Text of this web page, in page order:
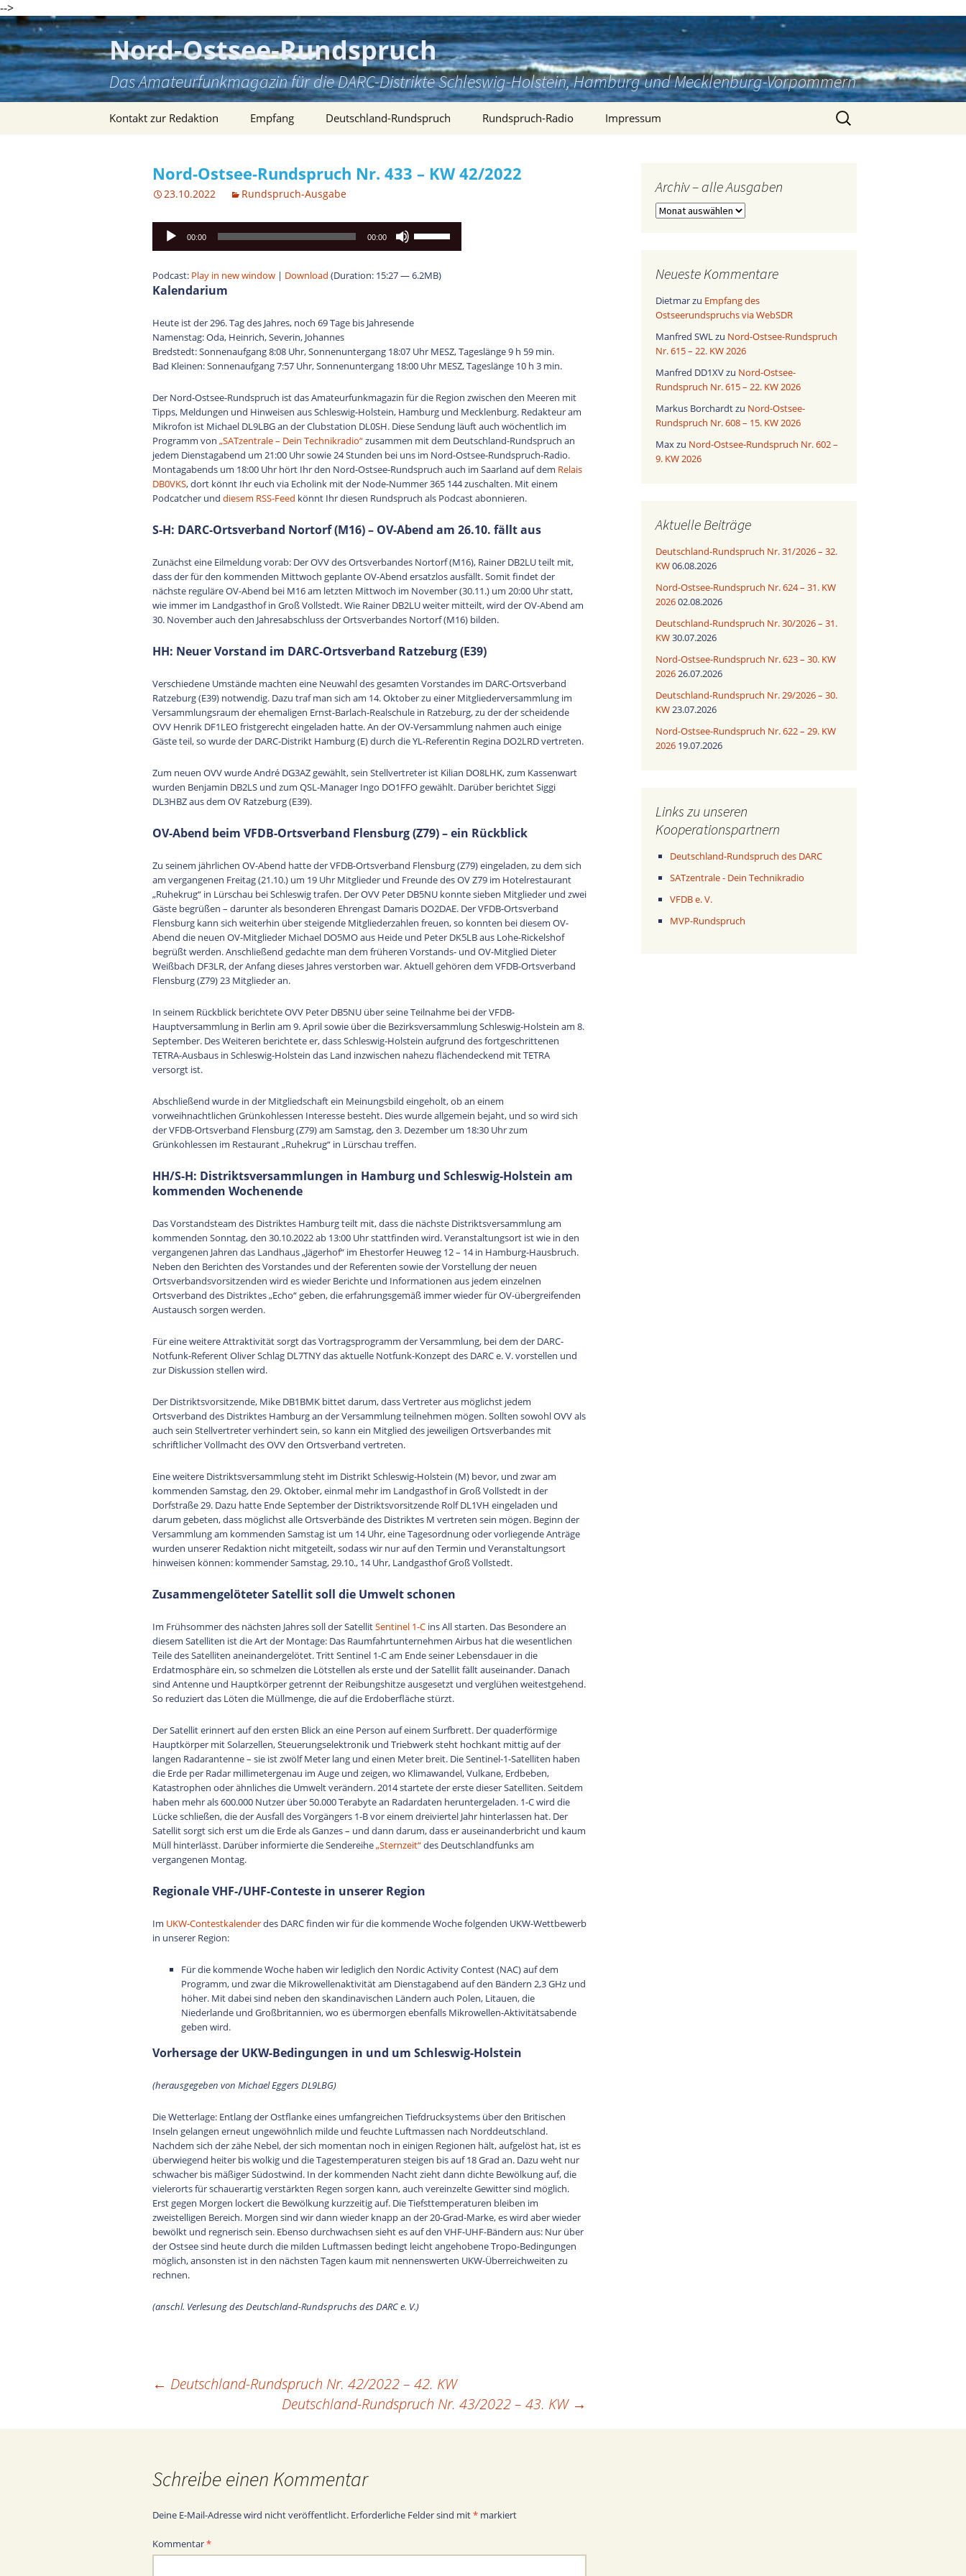
-->
Zum
Inhalt
springen
Nord-Ostsee-Rundspruch
Das Amateurfunkmagazin für die DARC-Distrikte Schleswig-Holstein, Hamburg und Mecklenburg-Vorpommern
Kontakt zur Redaktion Empfang Deutschland-Rundspruch Rundspruch-Radio Impressum
Suchen
nach:
Nord-Ostsee-Rundspruch Nr. 433 – KW 42/2022
23.10.2022 Rundspruch-Ausgabe
Audio-
Player
00:00 00:00
um
zu
Podcast: Play in new window | Download (Duration: 15:27 — 6.2MB)
Kalendarium
Heute ist der 296. Tag des Jahres, noch 69 Tage bis Jahresende
Namenstag: Oda, Heinrich, Severin, Johannes
Bredstedt: Sonnenaufgang 8:08 Uhr, Sonnenuntergang 18:07 Uhr MESZ, Tageslänge 9 h 59 min.
Bad Kleinen: Sonnenaufgang 7:57 Uhr, Sonnenuntergang 18:00 Uhr MESZ, Tageslänge 10 h 3 min.
Der Nord-Ostsee-Rundspruch ist das Amateurfunkmagazin für die Region zwischen den Meeren mit
Tipps, Meldungen und Hinweisen aus Schleswig-Holstein, Hamburg und Mecklenburg. Redakteur am
Mikrofon ist Michael DL9LBG an der Clubstation DL0SH. Diese Sendung läuft auch wöchentlich im
Programm von „SATzentrale – Dein Technikradio“zusammen mit dem Deutschland-Rundspruch an
jedem Dienstagabend um 21:00 Uhr sowie 24 Stunden bei uns im Nord-Ostsee-Rundspruch-Radio.
Montagabends um 18:00 Uhr hört Ihr den Nord-Ostsee-Rundspruch auch im Saarland auf dem Relais
DB0VKS, dort könnt Ihr euch via Echolink mit der Node-Nummer 365 144 zuschalten. Mit einem
Podcatcher und diesem RSS-Feed könnt Ihr diesen Rundspruch als Podcast abonnieren.
S-H: DARC-Ortsverband Nortorf (M16) – OV-Abend am 26.10. fällt aus
Zunächst eine Eilmeldung vorab: Der OVV des Ortsverbandes Nortorf (M16), Rainer DB2LU teilt mit,
dass der für den kommenden Mittwoch geplante OV-Abend ersatzlos ausfällt. Somit findet der
nächste reguläre OV-Abend bei M16 am letzten Mittwoch im November (30.11.) um 20:00 Uhr statt,
wie immer im Landgasthof in Groß Vollstedt. Wie Rainer DB2LU weiter mitteilt, wird der OV-Abend am
30. November auch den Jahresabschluss der Ortsverbandes Nortorf (M16) bilden.
HH: Neuer Vorstand im DARC-Ortsverband Ratzeburg (E39)
Verschiedene Umstände machten eine Neuwahl des gesamten Vorstandes im DARC-Ortsverband
Ratzeburg (E39) notwendig. Dazu traf man sich am 14. Oktober zu einer Mitgliederversammlung im
Versammlungsraum der ehemaligen Ernst-Barlach-Realschule in Ratzeburg, zu der der scheidende
OVV Henrik DF1LEO fristgerecht eingeladen hatte. An der OV-Versammlung nahmen auch einige
Gäste teil, so wurde der DARC-Distrikt Hamburg (E) durch die YL-Referentin Regina DO2LRD vertreten.
Zum neuen OVV wurde André DG3AZ gewählt, sein Stellvertreter ist Kilian DO8LHK, zum Kassenwart
wurden Benjamin DB2LS und zum QSL-Manager Ingo DO1FFO gewählt. Darüber berichtet Siggi
DL3HBZ aus dem OV Ratzeburg (E39).
OV-Abend beim VFDB-Ortsverband Flensburg (Z79) – ein Rückblick
Zu seinem jährlichen OV-Abend hatte der VFDB-Ortsverband Flensburg (Z79) eingeladen, zu dem sich
am vergangenen Freitag (21.10.) um 19 Uhr Mitglieder und Freunde des OV Z79 im Hotelrestaurant
„Ruhekrug“ in Lürschau bei Schleswig trafen. Der OVV Peter DB5NU konnte sieben Mitglieder und zwei
Gäste begrüßen – darunter als besonderen Ehrengast Damaris DO2DAE. Der VFDB-Ortsverband
Flensburg kann sich weiterhin über steigende Mitgliederzahlen freuen, so konnten bei diesem OV-
Abend die neuen OV-Mitglieder Michael DO5MO aus Heide und Peter DK5LB aus Lohe-Rickelshof
begrüßt werden. Anschließend gedachte man dem früheren Vorstands- und OV-Mitglied Dieter
Weißbach DF3LR, der Anfang dieses Jahres verstorben war. Aktuell gehören dem VFDB-Ortsverband
Flensburg (Z79) 23 Mitglieder an.
In seinem Rückblick berichtete OVV Peter DB5NU über seine Teilnahme bei der VFDB-
Hauptversammlung in Berlin am 9. April sowie über die Bezirksversammlung Schleswig-Holstein am 8.
September. Des Weiteren berichtete er, dass Schleswig-Holstein aufgrund des fortgeschrittenen
TETRA-Ausbaus in Schleswig-Holstein das Land inzwischen nahezu flächendeckend mit TETRA
versorgt ist.
Abschließend wurde in der Mitgliedschaft ein Meinungsbild eingeholt, ob an einem
vorweihnachtlichen Grünkohlessen Interesse besteht. Dies wurde allgemein bejaht, und so wird sich
der VFDB-Ortsverband Flensburg (Z79) am Samstag, den 3. Dezember um 18:30 Uhr zum
Grünkohlessen im Restaurant „Ruhekrug“ in Lürschau treffen.
HH/S-H: Distriktsversammlungen in Hamburg und Schleswig-Holstein am
kommenden Wochenende
Das Vorstandsteam des Distriktes Hamburg teilt mit, dass die nächste Distriktsversammlung am
kommenden Sonntag, den 30.10.2022 ab 13:00 Uhr stattfinden wird. Veranstaltungsort ist wie in den
vergangenen Jahren das Landhaus „Jägerhof“ im Ehestorfer Heuweg 12 – 14 in Hamburg-Hausbruch.
Neben den Berichten des Vorstandes und der Referenten sowie der Vorstellung der neuen
Ortsverbandsvorsitzenden wird es wieder Berichte und Informationen aus jedem einzelnen
Ortsverband des Distriktes „Echo“ geben, die erfahrungsgemäß immer wieder für OV-übergreifenden
Austausch sorgen werden.
Für eine weitere Attraktivität sorgt das Vortragsprogramm der Versammlung, bei dem der DARC-
Notfunk-Referent Oliver Schlag DL7TNY das aktuelle Notfunk-Konzept des DARC e. V. vorstellen und
zur Diskussion stellen wird.
Der Distriktsvorsitzende, Mike DB1BMK bittet darum, dass Vertreter aus möglichst jedem
Ortsverband des Distriktes Hamburg an der Versammlung teilnehmen mögen. Sollten sowohl OVV als
auch sein Stellvertreter verhindert sein, so kann ein Mitglied des jeweiligen Ortsverbandes mit
schriftlicher Vollmacht des OVV den Ortsverband vertreten.
Eine weitere Distriktsversammlung steht im Distrikt Schleswig-Holstein (M) bevor, und zwar am
kommenden Samstag, den 29. Oktober, einmal mehr im Landgasthof in Groß Vollstedt in der
Dorfstraße 29. Dazu hatte Ende September der Distriktsvorsitzende Rolf DL1VH eingeladen und
darum gebeten, dass möglichst alle Ortsverbände des Distriktes M vertreten sein mögen. Beginn der
Versammlung am kommenden Samstag ist um 14 Uhr, eine Tagesordnung oder vorliegende Anträge
wurden unserer Redaktion nicht mitgeteilt, sodass wir nur auf den Termin und Veranstaltungsort
hinweisen können: kommender Samstag, 29.10., 14 Uhr, Landgasthof Groß Vollstedt.
Zusammengelöteter Satellit soll die Umwelt schonen
Im Frühsommer des nächsten Jahres soll der SatellitSentinel 1-C ins All starten. Das Besondere an
diesem Satelliten ist die Art der Montage: Das Raumfahrtunternehmen Airbus hat die wesentlichen
Teile des Satelliten aneinandergelötet. Tritt Sentinel 1-C am Ende seiner Lebensdauer in die
Erdatmosphäre ein, so schmelzen die Lötstellen als erste und der Satellit fällt auseinander. Danach
sind Antenne und Hauptkörper getrennt der Reibungshitze ausgesetzt und verglühen weitestgehend.
So reduziert das Löten die Müllmenge, die auf die Erdoberfläche stürzt.
Der Satellit erinnert auf den ersten Blick an eine Person auf einem Surfbrett. Der quaderförmige
Hauptkörper mit Solarzellen, Steuerungselektronik und Triebwerk steht hochkant mittig auf der
langen Radarantenne – sie ist zwölf Meter lang und einen Meter breit. Die Sentinel-1-Satelliten haben
die Erde per Radar millimetergenau im Auge und zeigen, wo Klimawandel, Vulkane, Erdbeben,
Katastrophen oder ähnliches die Umwelt verändern. 2014 startete der erste dieser Satelliten. Seitdem
haben mehr als 600.000 Nutzer über 50.000 Terabyte an Radardaten heruntergeladen. 1-C wird die
Lücke schließen, die der Ausfall des Vorgängers 1-B vor einem dreiviertel Jahr hinterlassen hat. Der
Satellit sorgt sich erst um die Erde als Ganzes – und dann darum, dass er auseinanderbricht und kaum
Müll hinterlässt. Darüber informierte die Sendereihe„Sternzeit“des Deutschlandfunks am
vergangenen Montag.
Regionale VHF-/UHF-Conteste in unserer Region
Im UKW-Contestkalenderdes DARC finden wir für die kommende Woche folgenden UKW-Wettbewerb
in unserer Region:
Für die kommende Woche haben wir lediglich den Nordic Activity Contest (NAC) auf dem
Programm, und zwar die Mikrowellenaktivität am Dienstagabend auf den Bändern 2,3 GHz und
höher. Mit dabei sind neben den skandinavischen Ländern auch Polen, Litauen, die
Niederlande und Großbritannien, wo es übermorgen ebenfalls Mikrowellen-Aktivitätsabende
geben wird.
Vorhersage der UKW-Bedingungen in und um Schleswig-Holstein
(herausgegeben von Michael Eggers DL9LBG)
Die Wetterlage: Entlang der Ostflanke eines umfangreichen Tiefdrucksystems über den Britischen
Inseln gelangen erneut ungewöhnlich milde und feuchte Luftmassen nach Norddeutschland.
Nachdem sich der zähe Nebel, der sich momentan noch in einigen Regionen hält, aufgelöst hat, ist es
überwiegend heiter bis wolkig und die Tagestemperaturen steigen bis auf 18 Grad an. Dazu weht nur
schwacher bis mäßiger Südostwind. In der kommenden Nacht zieht dann dichte Bewölkung auf, die
vielerorts für schauerartig verstärkten Regen sorgen kann, auch vereinzelte Gewitter sind möglich.
Erst gegen Morgen lockert die Bewölkung kurzzeitig auf. Die Tiefsttemperaturen bleiben im
zweistelligen Bereich. Morgen sind wir dann wieder knapp an der 20-Grad-Marke, es wird aber wieder
bewölkt und regnerisch sein. Ebenso durchwachsen sieht es auf den VHF-UHF-Bändern aus: Nur über
der Ostsee sind heute durch die milden Luftmassen bedingt leicht angehobene Tropo-Bedingungen
möglich, ansonsten ist in den nächsten Tagen kaum mit nennenswerten UKW-Überreichweiten zu
rechnen.
(anschl. Verlesung des Deutschland-Rundspruchs des DARC e. V.)
Beitragsnavigation
← Deutschland-Rundspruch Nr. 42/2022 – 42. KW
Deutschland-Rundspruch Nr. 43/2022 – 43. KW →
Schreibe einen Kommentar
Deine E-Mail-Adresse wird nicht veröffentlicht. Erforderliche Felder sind mit* markiert
Kommentar*
Archiv – alle Ausgaben
Archiv
–
Neueste Kommentare
Dietmarzu Empfang des
Ostseerundspruchs via WebSDR
Manfred SWLzu Nord-Ostsee-Rundspruch
Nr. 615 – 22. KW 2026
Manfred DD1XVzu Nord-Ostsee-
Rundspruch Nr. 615 – 22. KW 2026
Markus Borchardtzu Nord-Ostsee-
Rundspruch Nr. 608 – 15. KW 2026
Maxzu Nord-Ostsee-Rundspruch Nr. 602 –
9. KW 2026
Aktuelle Beiträge
Deutschland-Rundspruch Nr. 31/2026 – 32.
KW06.08.2026
Nord-Ostsee-Rundspruch Nr. 624 – 31. KW
202602.08.2026
Deutschland-Rundspruch Nr. 30/2026 – 31.
KW30.07.2026
Nord-Ostsee-Rundspruch Nr. 623 – 30. KW
202626.07.2026
Deutschland-Rundspruch Nr. 29/2026 – 30.
KW23.07.2026
Nord-Ostsee-Rundspruch Nr. 622 – 29. KW
2026 19.07.2026
Links zu unseren
Kooperationspartnern
Deutschland-Rundspruch des DARC
SATzentrale - Dein Technikradio
VFDB e. V.
MVP-Rundspruch